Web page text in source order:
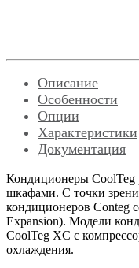
Описание
Особенности
Опции
Характеристики
Документация
Кондиционеры CoolTeg
шкафами. С точки
кондиционеров Conteg
Expansion). Модели
CoolTeg XC с
охлаждения.